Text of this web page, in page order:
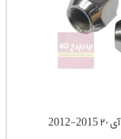
مهره چرخ هیوندای i20 آی ۲۰ 2015-2012